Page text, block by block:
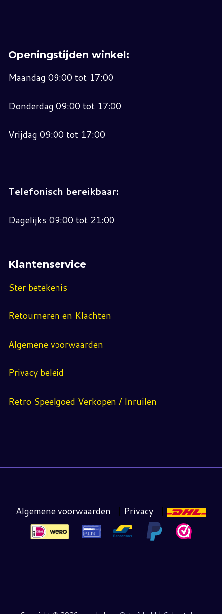
Openingstijden winkel:
Maandag 09:00 tot 17:00
Donderdag 09:00 tot 17:00
Vrijdag 09:00 tot 17:00
Telefonisch bereikbaar:
Dagelijks 09:00 tot 21:00
Klantenservice
Ster betekenis
Retourneren en Klachten
Algemene voorwaarden
Privacy beleid
Retro Speelgoed Verkopen / Inruilen
Algemene voorwaarden | Privacy |